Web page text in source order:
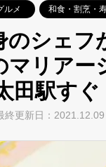
ルメ 和食・割烹・
のシェフ
マリア
田駅すぐ
終更新日：2021.12.09